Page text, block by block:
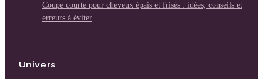
Coupe courte pour cheveux épais et frisés : idées, conseils et
erreurs à éviter
Univers